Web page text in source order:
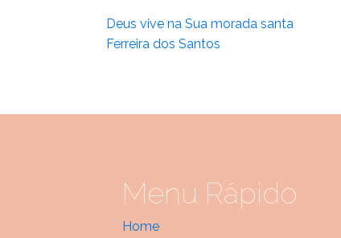
Deus vive na Sua morada santa
Ferreira dos Santos
Menu Rápido
Home